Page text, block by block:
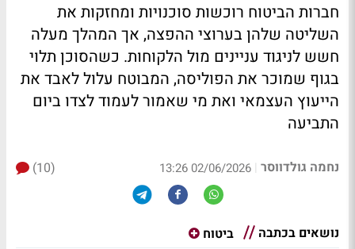
חברות הביטוח רוכשות סוכנויות ומחזקות את
השליטה שלהן בערוצי ההפצה, אך המהלך מעלה
חשש לניגוד עניינים מול הלקוחות. כשהסוכן תלוי
בגוף שמוכר את הפוליסה, המבוטח עלול לאבד את
הייעוץ העצמאי ואת מי שאמור לעמוד לצדו ביום
התביעה
נחמה גולדווסר |
02/06/2026 13:26
(10)
נושאים בכתבה ביטוח